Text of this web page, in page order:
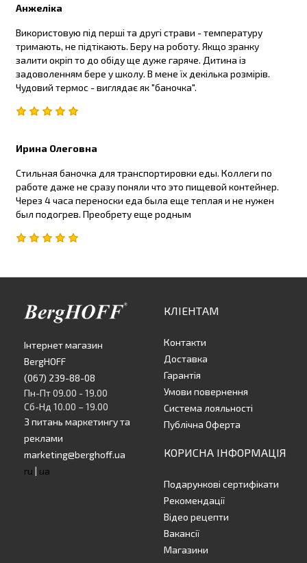
Анжеліка
Використовую під перші та другі страви - температуру
тримають, не підтікають. Беру на роботу. Якщо зранку
залити окріп то до обіду ще дуже гаряче. Дитина із
задоволенням бере у школу. В мене їх декілька розмірів.
Чудовий термос - виглядає як "баночка".
Ирина Олеговна
Стильная баночка для транспортировки еды. Коллеги по
работе даже не сразу поняли что это пищевой контейнер.
Через 4 часа переноски еда была еще теплая и не нужен
был подогрев. Преобрету еще родным
Інтернет магазин
BergHOFF
(067) 239-88-08
Пн-Пт 09.00 - 19.00
Сб-Нд 10.00 – 19.00
З питань маркетингу та
реклами
marketing@berghoff.ua
ru | ua
КЛІЕНТАМ
Контакти
Доставка
Гарантія
Умови повернення
Система лояльності
Публічна Оферта
КОРИСНА ІНФОРМАЦІЯ
Подарункові сертифікати
Рекомендації
Відео рецепти
Вакансії
Магазини